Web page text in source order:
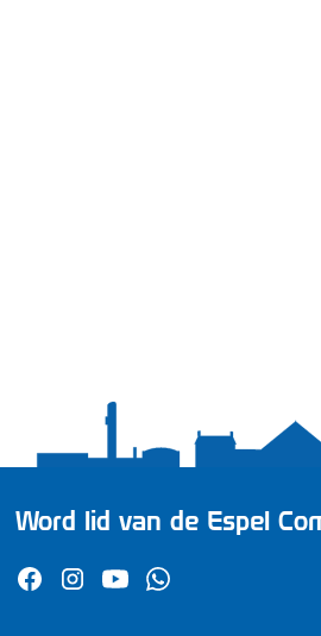
Word lid van de Espel